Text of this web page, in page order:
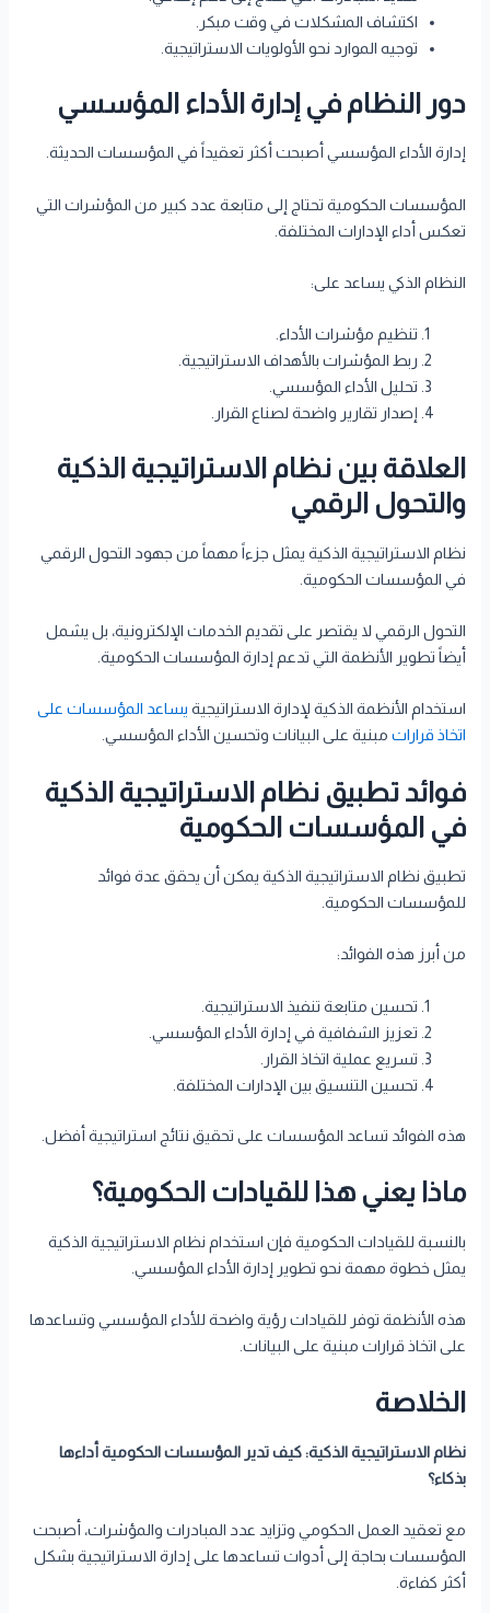
اكتشاف المشكلات في وقت مبكر.
توجيه الموارد نحو الأولويات الاستراتيجية.
دور النظام في إدارة الأداء المؤسسي
إدارة الأداء المؤسسي أصبحت أكثر تعقيداً في المؤسسات الحديثة.
المؤسسات الحكومية تحتاج إلى متابعة عدد كبير من المؤشرات التي
تعكس أداء الإدارات المختلفة.
النظام الذكي يساعد على:
تنظيم مؤشرات الأداء.
ربط المؤشرات بالأهداف الاستراتيجية.
تحليل الأداء المؤسسي.
إصدار تقارير واضحة لصناع القرار.
العلاقة بين نظام الاستراتيجية الذكية
والتحول الرقمي
نظام الاستراتيجية الذكية يمثل جزءاً مهماً من جهود التحول الرقمي
في المؤسسات الحكومية.
التحول الرقمي لا يقتصر على تقديم الخدمات الإلكترونية، بل يشمل
أيضاً تطوير الأنظمة التي تدعم إدارة المؤسسات الحكومية.
استخدام الأنظمة الذكية لإدارة الاستراتيجية يساعد المؤسسات على
اتخاذ قرارات مبنية على البيانات وتحسين الأداء المؤسسي.
فوائد تطبيق نظام الاستراتيجية الذكية
في المؤسسات الحكومية
تطبيق نظام الاستراتيجية الذكية يمكن أن يحقق عدة فوائد
للمؤسسات الحكومية.
من أبرز هذه الفوائد:
تحسين متابعة تنفيذ الاستراتيجية.
تعزيز الشفافية في إدارة الأداء المؤسسي.
تسريع عملية اتخاذ القرار.
تحسين التنسيق بين الإدارات المختلفة.
هذه الفوائد تساعد المؤسسات على تحقيق نتائج استراتيجية أفضل.
ماذا يعني هذا للقيادات الحكومية؟
بالنسبة للقيادات الحكومية فإن استخدام نظام الاستراتيجية الذكية
يمثل خطوة مهمة نحو تطوير إدارة الأداء المؤسسي.
هذه الأنظمة توفر للقيادات رؤية واضحة للأداء المؤسسي وتساعدها
على اتخاذ قرارات مبنية على البيانات.
الخلاصة
نظام الاستراتيجية الذكية:كيف تدير المؤسسات الحكومية أداءها
بذكاء؟
مع تعقيد العمل الحكومي وتزايد عدد المبادرات والمؤشرات، أصبحت
المؤسسات بحاجة إلى أدوات تساعدها على إدارة الاستراتيجية بشكل
أكثر كفاءة.